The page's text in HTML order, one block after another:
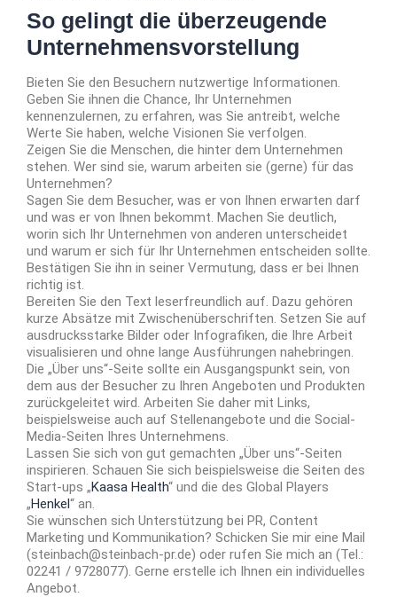
So gelingt die überzeugende
Unternehmensvorstellung
Bieten Sie den Besuchern nutzwertige Informationen.
Geben Sie ihnen die Chance, Ihr Unternehmen
kennenzulernen, zu erfahren, was Sie antreibt, welche
Werte Sie haben, welche Visionen Sie verfolgen.
Zeigen Sie die Menschen, die hinter dem Unternehmen
stehen. Wer sind sie, warum arbeiten sie (gerne) für das
Unternehmen?
Sagen Sie dem Besucher, was er von Ihnen erwarten darf
und was er von Ihnen bekommt. Machen Sie deutlich,
worin sich Ihr Unternehmen von anderen unterscheidet
und warum er sich für Ihr Unternehmen entscheiden sollte.
Bestätigen Sie ihn in seiner Vermutung, dass er bei Ihnen
richtig ist.
Bereiten Sie den Text leserfreundlich auf. Dazu gehören
kurze Absätze mit Zwischenüberschriften. Setzen Sie auf
ausdrucksstarke Bilder oder Infografiken, die Ihre Arbeit
visualisieren und ohne lange Ausführungen nahebringen.
Die „Über uns“-Seite sollte ein Ausgangspunkt sein, von
dem aus der Besucher zu Ihren Angeboten und Produkten
zurückgeleitet wird. Arbeiten Sie daher mit Links,
beispielsweise auch auf Stellenangebote und die Social-
Media-Seiten Ihres Unternehmens.
Lassen Sie sich von gut gemachten „Über uns“-Seiten
inspirieren. Schauen Sie sich beispielsweise die Seiten des
Start-ups „Kaasa Health“ und die des Global Players
„Henkel“ an.
Sie wünschen sich Unterstützung bei PR, Content
Marketing und Kommunikation? Schicken Sie mir eine Mail
(steinbach@steinbach-pr.de) oder rufen Sie mich an (Tel.:
02241 / 9728077). Gerne erstelle ich Ihnen ein individuelles
Angebot.